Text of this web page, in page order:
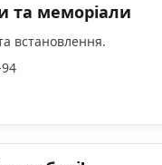
та меморіали
встановлення.